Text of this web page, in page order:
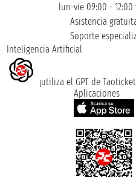
lun-vie 09:00 - 12:00
Asistencia
Soporte
Inteligencia Artificial
¡utiliza el GPT de
Aplicaciones